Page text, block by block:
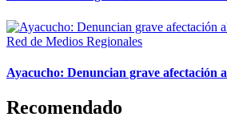
Red de Medios Regionales
Ayacucho: Denuncian grave afectación
Recomendado